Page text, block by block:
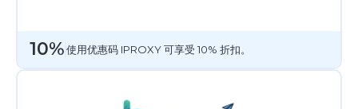
10%使用优惠码 IPROXY 可享受 10% 折扣。